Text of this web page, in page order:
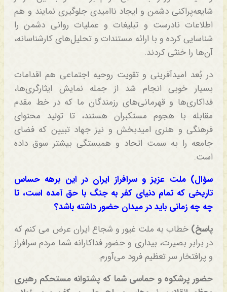
شایعه‌پراکنی دشمن و ایجاد ناامیدی جلوگیری نمایند و هم
اطلاعات نادرست و تبلیغات و عملیات روانی دشمن را
شناسایی کرده و با ارائه مستندات و تحلیل‌های کارشناسانه،
آن‌ها را خنثی کردند.
در بُعد امیدآفرینی و تقویت روحیه اجتماعی هم اقدامات
بسیار خوبی انجام شد از جمله نمایش ایثارگری‌ها،
فداکاری‌ها و قهرمانی‌های رزمندگان ما که در خط مقدم
مقابله با هجوم مستکبران هستند، تا تولید محتوای
فرهنگی و هنری امیدبخش و نیز جهاد تبیین که فضای
جامعه را به سمت اتحاد و همبستگی بیشتر سوق داده
است.
سؤال) ملت عزیز و سرافراز ایران در این برهه حساس
تاریخی که تمام دنیای کفر به جنگ با حق آمده است، تا
چه چه زمانی باید در میدان حضور داشته باشد؟
پاسخ) خطاب به ملت غیور و شجاع ایران عرض می کنم که
در برابر بصیرت، بیداری و حضور فداکارانه شما مردم سرافراز
و پرافتخار سر تعظیم فرود می‌آورم.
حضور پرشکوه و حماسی شما که پشتوانه مستحکم رهبری